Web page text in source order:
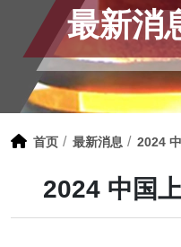
最新消
首页 最新消息 2024
2024 中国